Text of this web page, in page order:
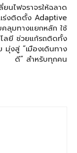
ยนไฟจราจรให้ฉลาด
ร่งติดตั้ง Adaptive
ลุมทางแยกหลัก ใช้
โลยี ช่วยแก้รถติดทั้ง
มุ่งสู่ “เมืองเดินทาง
ดี” สำหรับทุกคน